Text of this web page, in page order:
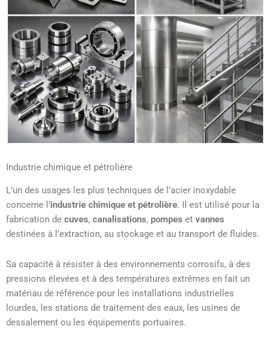
Industrie chimique et pétrolière
L’un des usages les plus techniques de l’acier inoxydable
concerne l’industrie chimique et pétrolière. Il est utilisé pour la
fabrication de cuves, canalisations, pompes et vannes
destinées à l’extraction, au stockage et au transport de fluides.
Sa capacité à résister à des environnements corrosifs, à des
pressions élevées et à des températures extrêmes en fait un
matériau de référence pour les installations industrielles
lourdes, les stations de traitement des eaux, les usines de
dessalement ou les équipements portuaires.